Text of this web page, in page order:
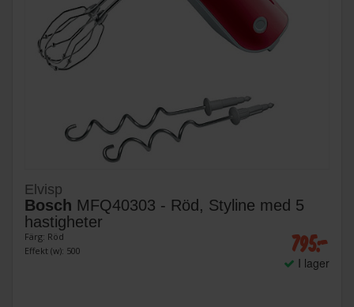
Elvisp
Bosch MFQ40303 - Röd, Styline med 5
hastigheter
Färg: Röd
Effekt (w): 500
795:-
I lager